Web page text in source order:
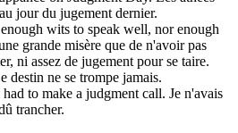
jour du jugementdernier.
wits to speak well, nor enough
grande misère que de n'avoir pas
ni assez de jugementpour se taire.
destin ne se trompe jamais.
to make a judgmentcall. Je n'avais
trancher.